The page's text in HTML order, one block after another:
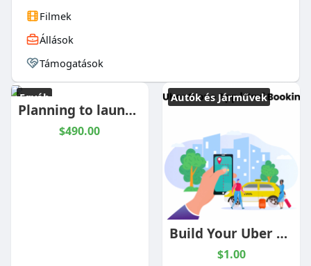
Filmek
Állások
Támogatások
Egyéb
Planning to launch your own car rental business?
$490.00
Autók és Járművek
Build Your Uber Clone App | Taxi Booking Platform
$1.00